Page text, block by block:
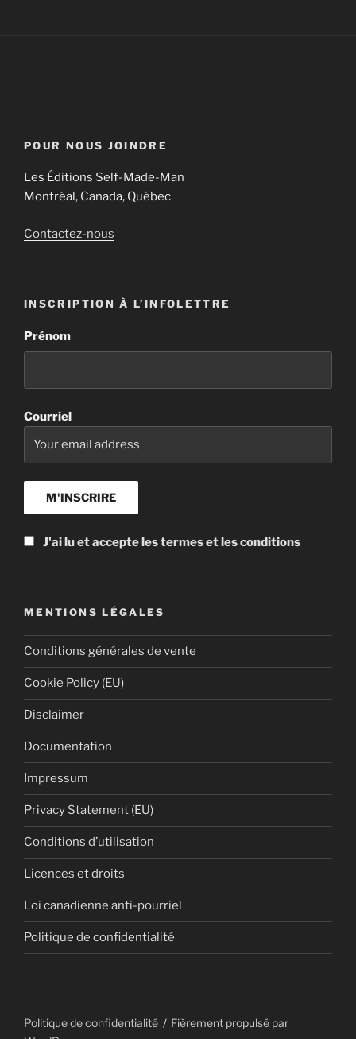
POUR NOUS JOINDRE
Les Éditions Self-Made-Man
Montréal, Canada, Québec
Contactez-nous
INSCRIPTION À L’INFOLETTRE
Prénom
Courriel
J'ai lu et accepte les termes et les conditions
MENTIONS LÉGALES
Conditions générales de vente
Cookie Policy (EU)
Disclaimer
Documentation
Impressum
Privacy Statement (EU)
Conditions d’utilisation
Licences et droits
Loi canadienne anti-pourriel
Politique de confidentialité
Politique de confidentialité
Fièrement propulsé par